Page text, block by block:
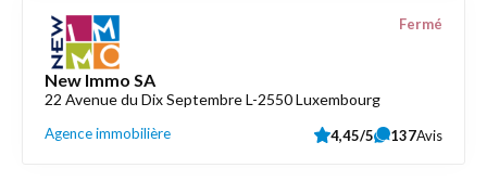
New Immo SA
22 Avenue du Dix Septembre L-2550 Luxembourg
Agence immobilière
Fermé
4,45/5 137Avis